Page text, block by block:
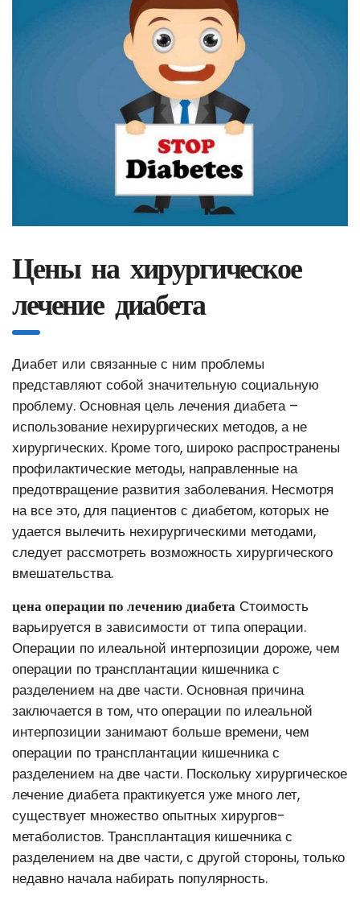
Цены на хирургическое
лечение диабета
Диабет или связанные с ним проблемы
представляют собой значительную социальную
проблему. Основная цель лечения диабета –
использование нехирургических методов, а не
хирургических. Кроме того, широко распространены
профилактические методы, направленные на
предотвращение развития заболевания. Несмотря
на все это, для пациентов с диабетом, которых не
удается вылечить нехирургическими методами,
следует рассмотреть возможность хирургического
вмешательства.
цена операции по лечению диабета Стоимость
варьируется в зависимости от типа операции.
Операции по илеальной интерпозиции дороже, чем
операции по трансплантации кишечника с
разделением на две части. Основная причина
заключается в том, что операции по илеальной
интерпозиции занимают больше времени, чем
операции по трансплантации кишечника с
разделением на две части. Поскольку хирургическое
лечение диабета практикуется уже много лет,
существует множество опытных хирургов-
метаболистов. Трансплантация кишечника с
разделением на две части, с другой стороны, только
недавно начала набирать популярность.